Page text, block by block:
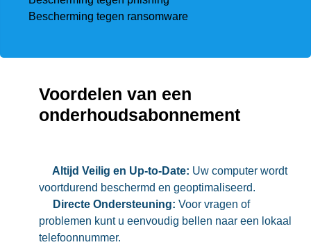
Bescherming tegen ransomware
Voordelen van een
onderhoudsabonnement
Altijd Veilig en Up-to-Date: Uw computer wordt
voortdurend beschermd en geoptimaliseerd.
Directe Ondersteuning: Voor vragen of
problemen kunt u eenvoudig bellen naar een lokaal
telefoonnummer.